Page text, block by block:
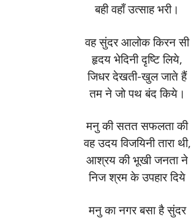
बही वहाँ उत्साह भरी।
वह सुंदर आलोक किरन सी
हृदय भेदिनी दृष्टि लिये,
जिधर देखती-खुल जाते हैं
तम ने जो पथ बंद किये।
मनु की सतत सफलता की
वह उदय विजयिनी तारा थी,
आश्रय की भूखी जनता ने
निज श्रम के उपहार दिये
मनु का नगर बसा है सुंदर